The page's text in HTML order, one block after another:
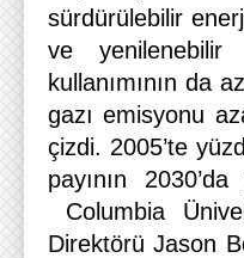
sürdürülebilir
ve yenilenebilir
kullanımının da
gazı emisyonu
çizdi. 2005’te
payının
Columbia
Direktörü Jason